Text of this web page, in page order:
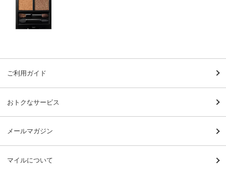
ご利用ガイド
おトクなサービス
メールマガジン
マイルについて